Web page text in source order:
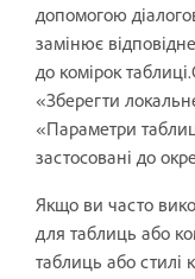
допомогою
замінює
до комірок
«Зберегти
«Параметри
застосовані до
Якщо ви часто
для таблиць або
таблиць або стилі